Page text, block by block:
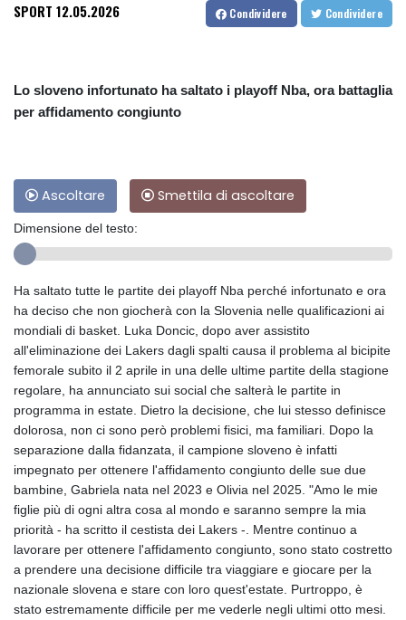
SPORT 12.05.2026 Condividere Condividere
Lo sloveno infortunato ha saltato i playoff Nba, ora battaglia
per affidamento congiunto
Ascoltare Smettila di ascoltare
Dimensione del testo:
Ha saltato tutte le partite dei playoff Nba perché infortunato e ora
ha deciso che non giocherà con la Slovenia nelle qualificazioni ai
mondiali di basket. Luka Doncic, dopo aver assistito
all'eliminazione dei Lakers dagli spalti causa il problema al bicipite
femorale subito il 2 aprile in una delle ultime partite della stagione
regolare, ha annunciato sui social che salterà le partite in
programma in estate. Dietro la decisione, che lui stesso definisce
dolorosa, non ci sono però problemi fisici, ma familiari. Dopo la
separazione dalla fidanzata, il campione sloveno è infatti
impegnato per ottenere l'affidamento congiunto delle sue due
bambine, Gabriela nata nel 2023 e Olivia nel 2025. "Amo le mie
figlie più di ogni altra cosa al mondo e saranno sempre la mia
priorità - ha scritto il cestista dei Lakers -. Mentre continuo a
lavorare per ottenere l'affidamento congiunto, sono stato costretto
a prendere una decisione difficile tra viaggiare e giocare per la
nazionale slovena e stare con loro quest'estate. Purtroppo, è
stato estremamente difficile per me vederle negli ultimi otto mesi.